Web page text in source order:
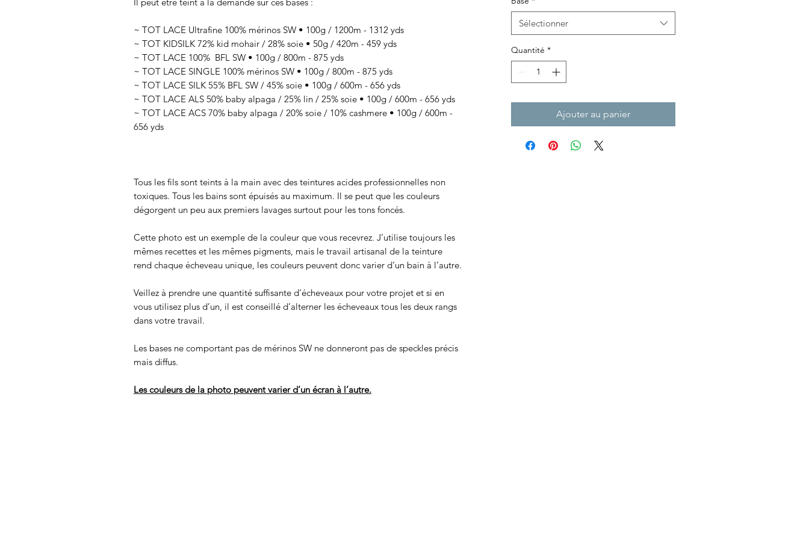
~ TOT LACE Ultrafine 100% mérinos SW • 100g / 1200m - 1312 yds
~ TOT KIDSILK 72% kid mohair / 28% soie • 50g / 420m - 459 yds
~ TOT LACE 100% BFL SW • 100g / 800m - 875 yds
~ TOT LACE SINGLE 100% mérinos SW • 100g / 800m - 875 yds
~ TOT LACE SILK 55% BFL SW / 45% soie • 100g / 600m - 656 yds
~ TOT LACE ALS 50% baby alpaga / 25% lin / 25% soie • 100g / 600m - 656 yds
~ TOT LACE ACS 70% baby alpaga / 20% soie / 10% cashmere • 100g / 600m -
656 yds
Tous les fils sont teints à la main avec des teintures acides professionnelles non
toxiques. Tous les bains sont épuisés au maximum. Il se peut que les couleurs
dégorgent un peu aux premiers lavages surtout pour les tons foncés.
Cette photo est un exemple de la couleur que vous recevrez. J’utilise toujours les
mêmes recettes et les mêmes pigments, mais le travail artisanal de la teinture
rend chaque écheveau unique, les couleurs peuvent donc varier d’un bain à l’autre.
Veillez à prendre une quantité suffisante d’écheveaux pour votre projet et si en
vous utilisez plus d’un, il est conseillé d’alterner les écheveaux tous les deux rangs
dans votre travail.
Les bases ne comportant pas de mérinos SW ne donneront pas de speckles précis
mais diffus.
Les couleurs de la photo peuvent varier d’un écran à l’autre.
Sélectionner
Quantité *
Ajouter au panier